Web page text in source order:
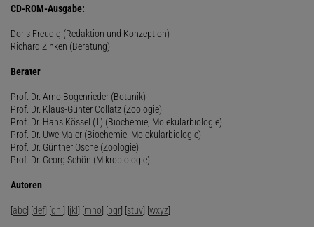
CD-ROM-Ausgabe:
Doris Freudig (Redaktion und Konzeption)
Richard Zinken (Beratung)
Berater
Prof. Dr. Arno Bogenrieder (Botanik)
Prof. Dr. Klaus-Günter Collatz (Zoologie)
Prof. Dr. Hans Kössel (†) (Biochemie, Molekularbiologie)
Prof. Dr. Uwe Maier (Biochemie, Molekularbiologie)
Prof. Dr. Günther Osche (Zoologie)
Prof. Dr. Georg Schön (Mikrobiologie)
Autoren
[abc] [def] [ghi] [jkl] [mno] [pqr] [stuv] [wxyz]